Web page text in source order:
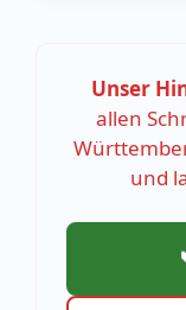
Unser
allen
und